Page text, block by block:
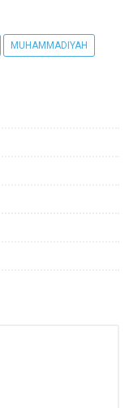
MUHAMMADIYAH